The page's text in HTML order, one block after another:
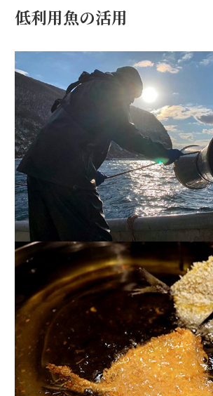
低利用魚の活用